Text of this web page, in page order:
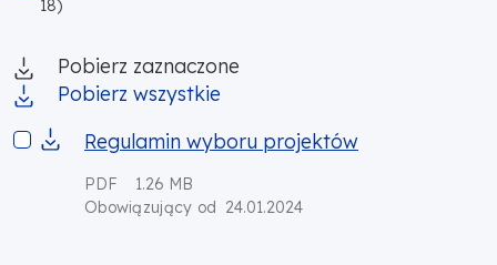
18)
Pobierz zaznaczone
Pobierz wszystkie
Regulamin wyboru projektów
Regulamin wyboru projektów
PDF
1.26 MB
Obowiązujący od
24.01.2024